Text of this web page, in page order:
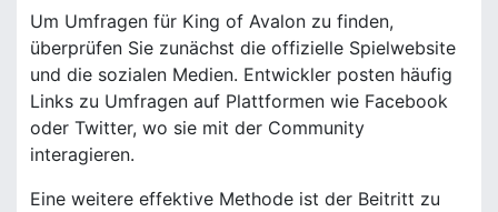
Um Umfragen für King of Avalon zu finden,
überprüfen Sie zunächst die offizielle Spielwebsite
und die sozialen Medien. Entwickler posten häufig
Links zu Umfragen auf Plattformen wie Facebook
oder Twitter, wo sie mit der Community
interagieren.
Eine weitere effektive Methode ist der Beitritt zu